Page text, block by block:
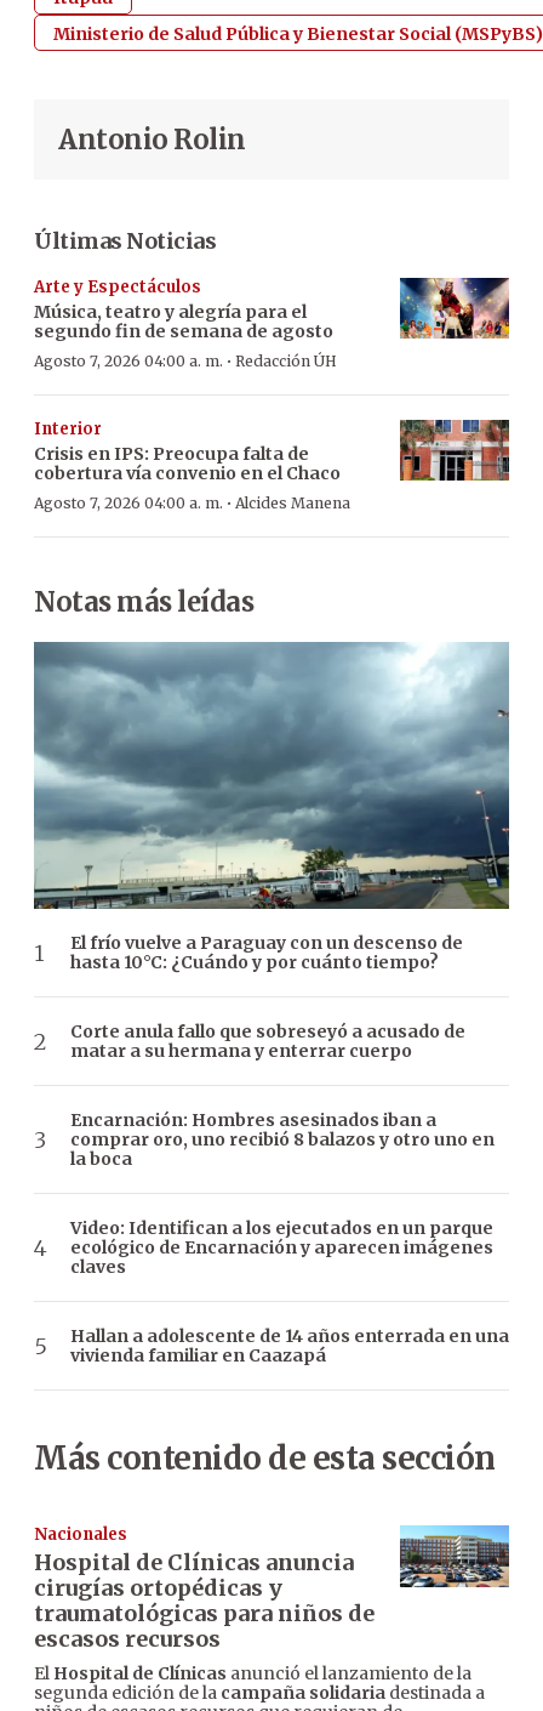
Ministerio de Salud Pública y Bienestar Social (MSPyBS)
Antonio Rolin
Últimas Noticias
Arte y Espectáculos
Música, teatro y alegría para el
segundo fin de semana de agosto
Agosto 7, 2026 04:00 a. m. · Redacción ÚH
Interior
Crisis en IPS: Preocupa falta de
cobertura vía convenio en el Chaco
Agosto 7, 2026 04:00 a. m. · Alcides Manena
Notas más leídas
El frío vuelve a Paraguay con un descenso de
hasta 10°C: ¿Cuándo y por cuánto tiempo?
Corte anula fallo que sobreseyó a acusado de
matar a su hermana y enterrar cuerpo
Encarnación: Hombres asesinados iban a
comprar oro, uno recibió 8 balazos y otro uno en
la boca
Video: Identifican a los ejecutados en un parque
ecológico de Encarnación y aparecen imágenes
claves
Hallan a adolescente de 14 años enterrada en una
vivienda familiar en Caazapá
Más contenido de esta sección
Nacionales
Hospital de Clínicas anuncia
cirugías ortopédicas y
traumatológicas para niños de
escasos recursos
El Hospital de Clínicas anunció el lanzamiento de la
segunda edición de la campaña solidaria destinada a